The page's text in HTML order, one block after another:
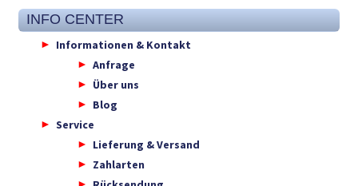
INFO CENTER
Informationen & Kontakt
Anfrage
Über uns
Blog
Service
Lieferung & Versand
Zahlarten